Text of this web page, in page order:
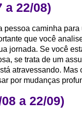
a 22/08)
pessoa caminha para
que você
jornada. Se você
se trata de um
atravessando. Mas
por mudanças
a 22/09)